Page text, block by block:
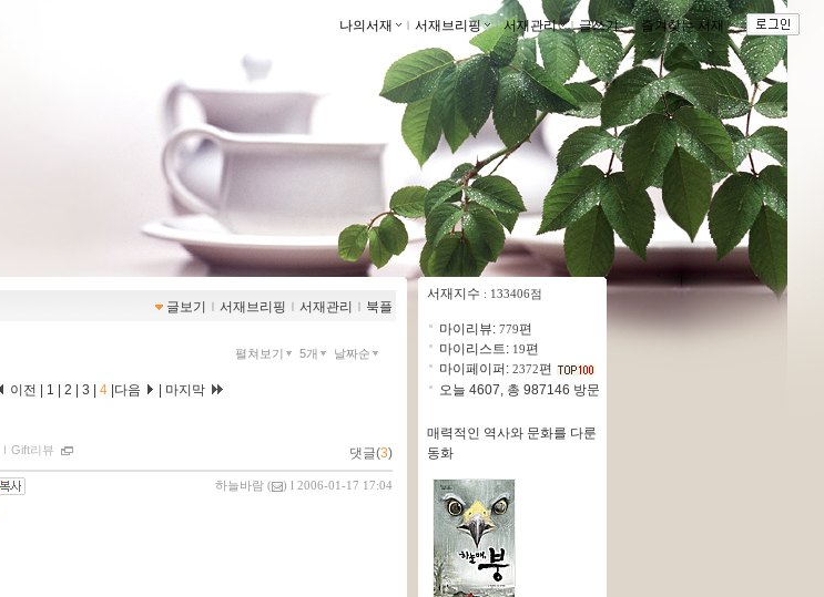
나의서재 ｌ 서재브리핑 ｌ서재관리 ｌ글쓰기 ｌ 즐겨찾는 서재 ｌ
글보기 ｌ 서재브리핑 ｌ 서재관리 ｌ 북플
펼쳐보기 5개 날짜순
이전 1 2 3 4 |다음 | 마지막
ｌ Gift리뷰 댓글(3)
하늘바람 ( ) l 2006-01-17 17:04
서재지수 : 133406점
마이리뷰: 779편
마이리스트: 19편
마이페이퍼: 2372편
오늘 4607, 총 987146 방문
매력적인 역사와 문화를 다룬
동화